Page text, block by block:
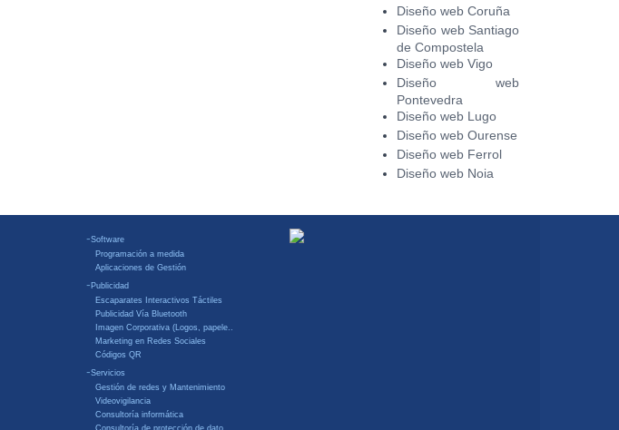
Diseño web Coruña
Diseño web Santiago
de Compostela
Diseño web Vigo
Diseño web
Pontevedra
Diseño web Lugo
Diseño web Ourense
Diseño web Ferrol
Diseño web Noia
-Software
Programación a medida
Aplicaciones de Gestión
- Publicidad
Escaparates Interactivos Táctiles
Publicidad Vía Bluetooth
Imagen Corporativa (Logos, papele..
Marketing en Redes Sociales
Códigos QR
-Servicios
Gestión de redes y Mantenimiento
Videovigilancia
Consultoría informática
Consultoría de protección de dato..